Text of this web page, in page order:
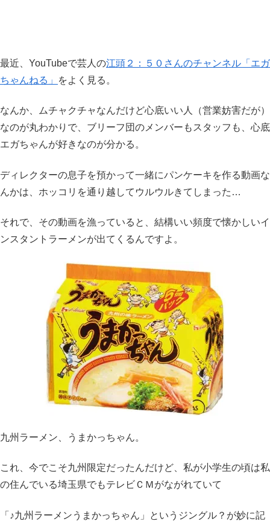
最近、YouTubeで芸人の江頭２：５０さんのチャンネル「エガ
ちゃんねる」
をよく見る。
なんか、ムチャクチャなんだけど心底いい人（営業妨害だが）
なのが丸わかりで、ブリーフ団のメンバーもスタッフも、心底
エガちゃんが好きなのが分かる。
ディレクターの息子を預かって一緒にパンケーキを作る動画な
んかは、ホッコリを通り越してウルウルきてしまった…
それで、その動画を漁っていると、結構いい頻度で懐かしいイ
ンスタントラーメンが出てくるんですよ。
九州ラーメン、うまかっちゃん。
これ、今でこそ九州限定だったんだけど、私が小学生の頃は私
の住んでいる埼玉県でもテレビＣＭがながれていて
「♪九州ラーメンうまかっちゃん」というジングル？が妙に記